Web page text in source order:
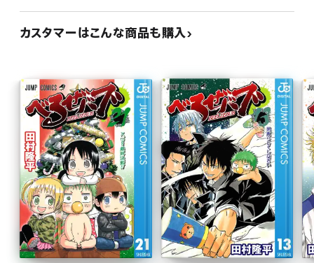
カスタマーはこんな商品も購入